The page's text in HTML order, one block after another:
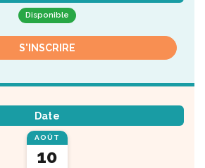
Disponible
S'INSCRIRE
Date
AOÛT
10